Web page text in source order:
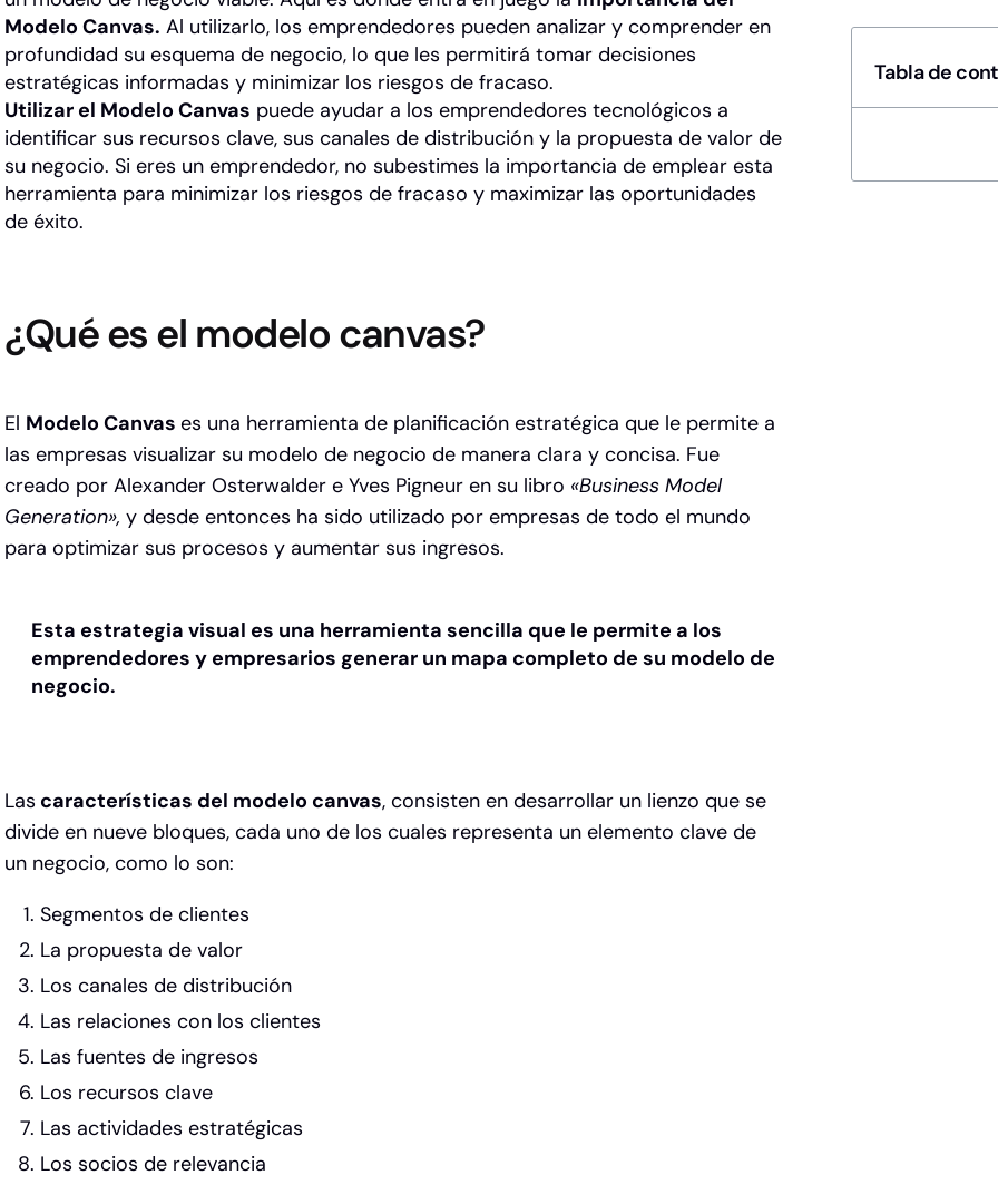
Modelo Canvas. Al utilizarlo, los emprendedores pueden analizar y comprender en
profundidad su esquema de negocio, lo que les permitirá tomar decisiones
estratégicas informadas y minimizar los riesgos de fracaso.
Utilizar el Modelo Canvas puede ayudar a los emprendedores tecnológicos a
identificar sus recursos clave, sus canales de distribución y la propuesta de valor de
su negocio. Si eres un emprendedor, no subestimes la importancia de emplear esta
herramienta para minimizar los riesgos de fracaso y maximizar las oportunidades
de éxito.
¿Qué es el modelo canvas?
El Modelo Canvas es una herramienta de planificación estratégica que le permite a
las empresas visualizar su modelo de negocio de manera clara y concisa. Fue
creado por Alexander Osterwalder e Yves Pigneur en su libro «Business Model
Generation», y desde entonces ha sido utilizado por empresas de todo el mundo
para optimizar sus procesos y aumentar sus ingresos.
Esta estrategia visual es una herramienta sencilla que le permite a los
emprendedores y empresarios generar un mapa completo de su modelo de
negocio.
Las características del modelo canvas, consisten en desarrollar un lienzo que se
divide en nueve bloques, cada uno de los cuales representa un elemento clave de
un negocio, como lo son:
Segmentos de clientes
La propuesta de valor
Los canales de distribución
Las relaciones con los clientes
Las fuentes de ingresos
Los recursos clave
Las actividades estratégicas
Los socios de relevancia
Tabla de